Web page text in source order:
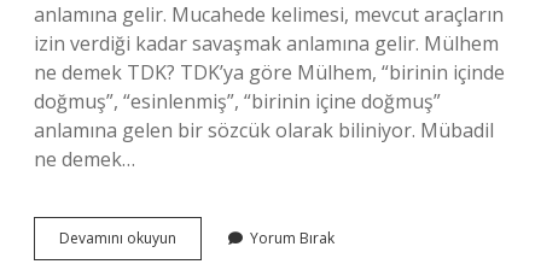
anlamına gelir. Mucahede kelimesi, mevcut araçların
izin verdiği kadar savaşmak anlamına gelir. Mülhem
ne demek TDK? TDK’ya göre Mülhem, “birinin içinde
doğmuş”, “esinlenmiş”, “birinin içine doğmuş”
anlamına gelen bir sözcük olarak biliniyor. Mübadil
ne demek…
Devamını okuyun Mükaddes
Ne
Yorum Bırak